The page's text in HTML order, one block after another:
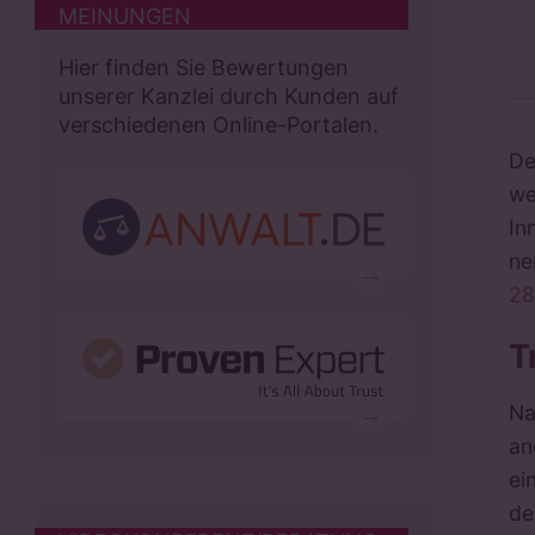
MEINUNGEN
Hier finden Sie Bewertungen
unserer Kanzlei durch Kunden auf
verschiedenen Online-Portalen.